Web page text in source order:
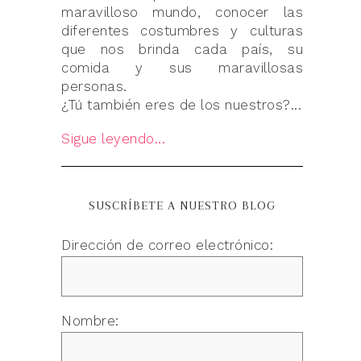
maravilloso mundo, conocer las
diferentes costumbres y culturas
que nos brinda cada país, su
comida y sus maravillosas
personas.
¿Tú también eres de los nuestros?...
Sigue leyendo...
SUSCRÍBETE A NUESTRO BLOG
Dirección de correo electrónico:
Nombre: